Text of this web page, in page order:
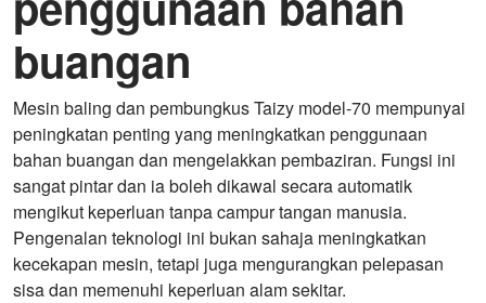
buangan
Mesin baling dan pembungkus Taizy model-70 mempunyai
peningkatan penting yang meningkatkan penggunaan
bahan buangan dan mengelakkan pembaziran. Fungsi ini
sangat pintar dan ia boleh dikawal secara automatik
mengikut keperluan tanpa campur tangan manusia.
Pengenalan teknologi ini bukan sahaja meningkatkan
kecekapan mesin, tetapi juga mengurangkan pelepasan
sisa dan memenuhi keperluan alam sekitar.